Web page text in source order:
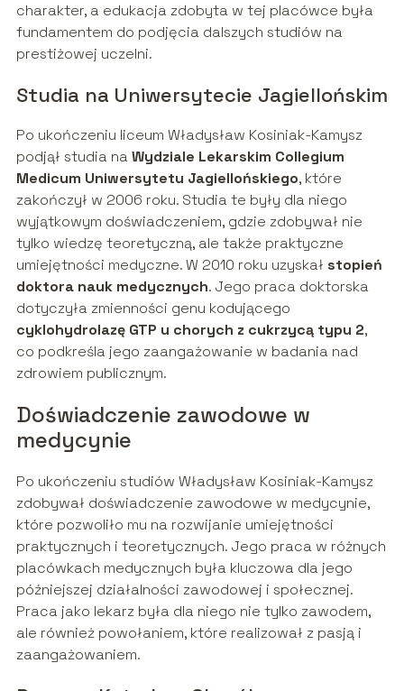
charakter, a edukacja zdobyta w tej placówce była
fundamentem do podjęcia dalszych studiów na
prestiżowej uczelni.
Studia na Uniwersytecie Jagiellońskim
Po ukończeniu liceum Władysław Kosiniak-Kamysz
podjął studia naWydziale Lekarskim Collegium
Medicum Uniwersytetu Jagiellońskiego, które
zakończył w 2006 roku. Studia te były dla niego
wyjątkowym doświadczeniem, gdzie zdobywał nie
tylko wiedzę teoretyczną, ale także praktyczne
umiejętności medyczne. W 2010 roku uzyskał stopień
doktora nauk medycznych. Jego praca doktorska
dotyczyła zmienności genu kodującego
cyklohydrolazę GTP u chorych z cukrzycą typu 2,
co podkreśla jego zaangażowanie w badania nad
zdrowiem publicznym.
Doświadczenie zawodowe w
medycynie
Po ukończeniu studiów Władysław Kosiniak-Kamysz
zdobywał doświadczenie zawodowe w medycynie,
które pozwoliło mu na rozwijanie umiejętności
praktycznych i teoretycznych. Jego praca w różnych
placówkach medycznych była kluczowa dla jego
późniejszej działalności zawodowej i społecznej.
Praca jako lekarz była dla niego nie tylko zawodem,
ale również powołaniem, które realizował z pasją i
zaangażowaniem.